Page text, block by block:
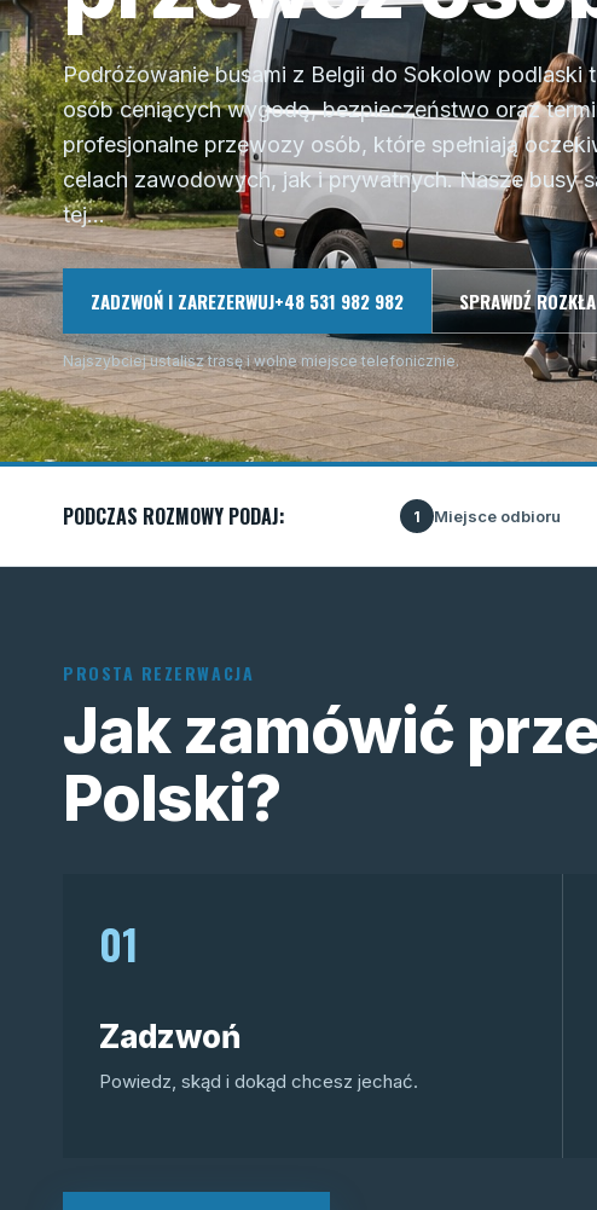
Podróżowanie busami z Belgii do Sokolow podlaski
osób ceniących wygodę, bezpieczeństwo oraz
profesjonalne przewozy osób, które spełniają
celach zawodowych, jak i prywatnych. Nasze busy
tej...
ZADZWOŃ I ZAREZERWUJ+48 531 982 982 SPRAWDŹ
Najszybciej ustalisz trasę i wolne miejsce telefonicznie.
PODCZAS ROZMOWY PODAJ: 1 Miejsce odbioru
PROSTA REZERWACJA
Jak zamówić
Polski?
01
Zadzwoń
Powiedz, skąd i dokąd chcesz jechać.